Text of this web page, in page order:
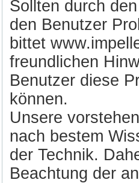
Sollten durch
den Benutzer
bittet
freundlichen
Benutzer diese
können.
Unsere
nach bestem
der Technik.
Beachtung der